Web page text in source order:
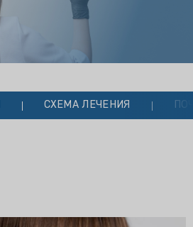
СХЕМА ЛЕЧЕНИЯ